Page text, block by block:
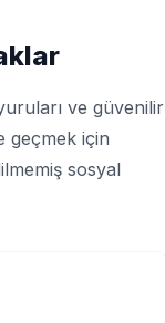
ve güvenilir
geçmek için
sosyal